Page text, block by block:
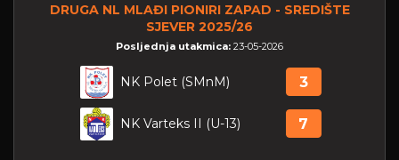
DRUGA NL MLAĐI PIONIRI ZAPAD - SREDIŠTE
SJEVER 2025/26
Posljednja utakmica: 23-05-2026
NK Polet (SMnM) 3
NK Varteks II (U-13) 7